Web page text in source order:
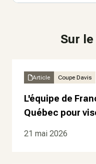
Sur
Article Coupe Davis
L'équipe de
Québec pour
21 mai 2026